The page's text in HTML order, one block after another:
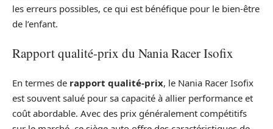
les erreurs possibles, ce qui est bénéfique pour le bien-être
de l’enfant.
Rapport qualité-prix du Nania Racer Isofix
En termes de rapport qualité-prix, le Nania Racer Isofix
est souvent salué pour sa capacité à allier performance et
coût abordable. Avec des prix généralement compétitifs